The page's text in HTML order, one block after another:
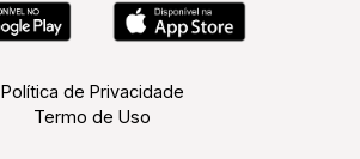
Política de Privacidade
Termo de Uso